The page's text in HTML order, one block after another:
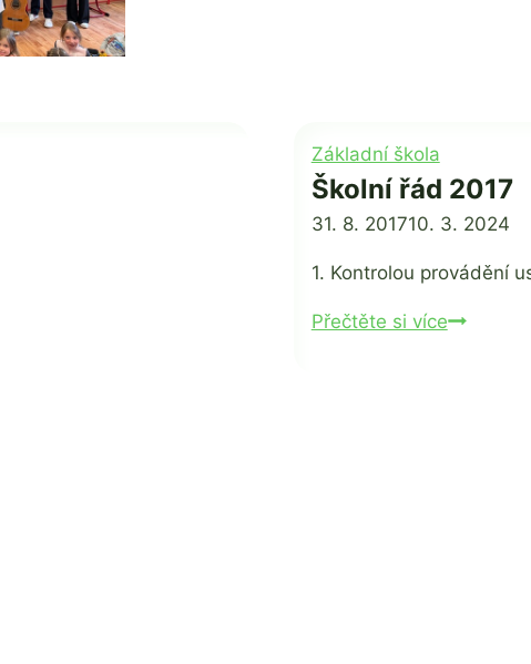
Základní škola
Školní řád 2017
Od Ing.
Adamec
31. 8. 201710. 3. 2024
1. Kontrolou provádění
Přečtěte si víceŠkolní